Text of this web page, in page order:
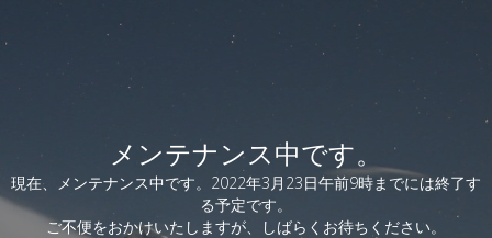
メンテナンス中です。
現在、メンテナンス中です。2022年3月23日午前9時までには終了す
る予定です。
ご不便をおかけいたしますが、しばらくお待ちください。